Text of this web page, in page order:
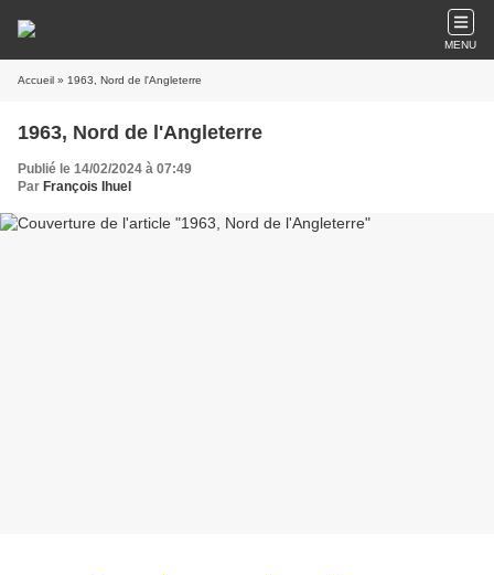
MENU
Accueil » 1963, Nord de l'Angleterre
1963, Nord de l'Angleterre
Publié le 14/02/2024 à 07:49
Par François Ihuel